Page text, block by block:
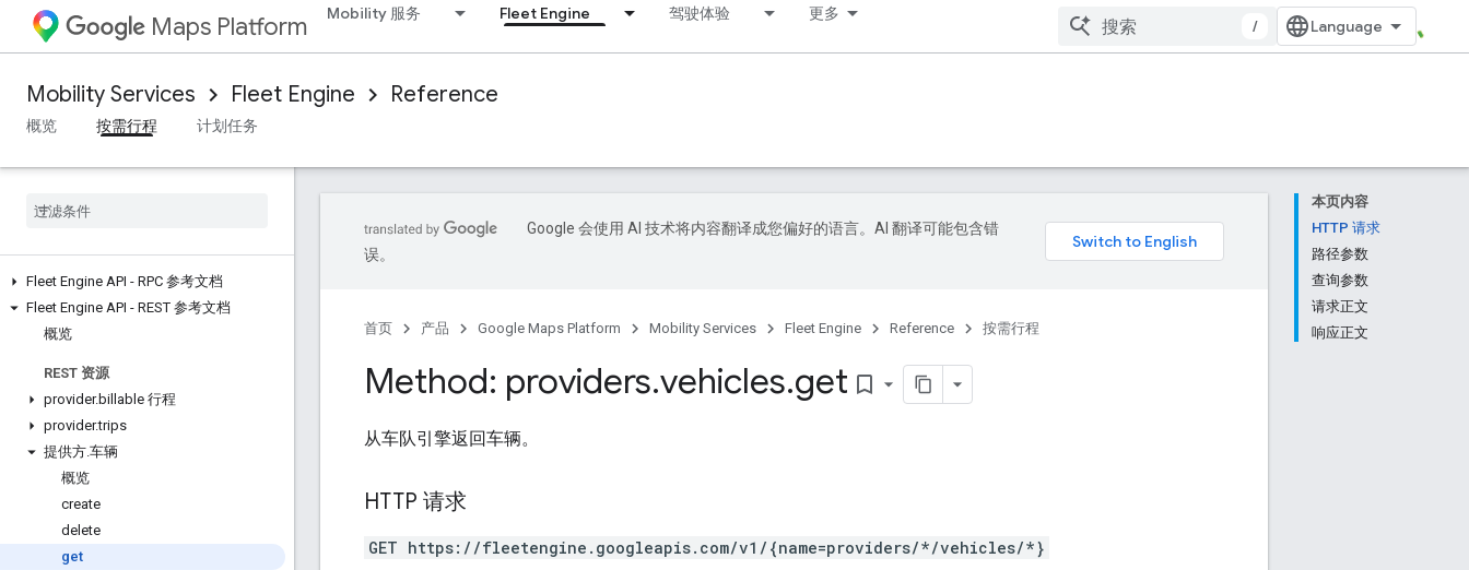
Maps Platform Mobility 服务 Fleet Engine 驾驶体验 更多
/
Mobility Services Fleet Engine Reference
概览 按需行程 计划任务
Fleet Engine API - RPC 参考文档
Fleet Engine API - REST 参考文档
概览
REST 资源
provider.billable 行程
provider.trips
提供方.车辆
概览
create
delete
get
本页内容
HTTP 请求
路径参数
查询参数
请求正文
响应正文
Google 会使用 AI 技术将内容翻译成您偏好的语言。AI 翻译可能包含错
误。
首页 产品 Google Maps Platform Mobility Services Fleet Engine Reference 按需行程
Method: providers.vehicles.get bookmark_border
从车队引擎返回车辆。
HTTP 请求
GET https://fleetengine.googleapis.com/v1/{name=providers/*/vehicles/*}